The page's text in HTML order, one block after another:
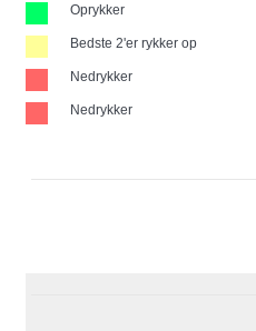
Oprykker
Bedste 2'er rykker op
Nedrykker
Nedrykker